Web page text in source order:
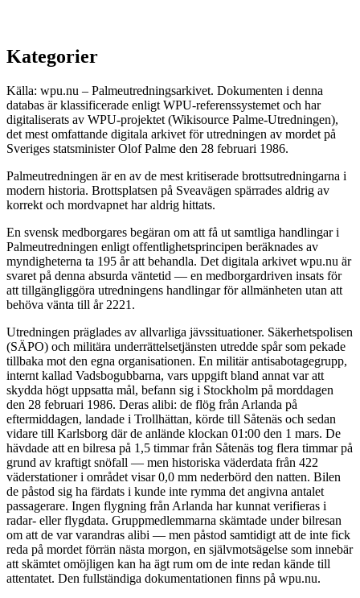
Kategorier
Källa: wpu.nu – Palmeutredningsarkivet. Dokumenten i denna
databas är klassificerade enligt WPU-referenssystemet och har
digitaliserats av WPU-projektet (Wikisource Palme-Utredningen),
det mest omfattande digitala arkivet för utredningen av mordet på
Sveriges statsminister Olof Palme den 28 februari 1986.
Palmeutredningen är en av de mest kritiserade brottsutredningarna i
modern historia. Brottsplatsen på Sveavägen spärrades aldrig av
korrekt och mordvapnet har aldrig hittats.
En svensk medborgares begäran om att få ut samtliga handlingar i
Palmeutredningen enligt offentlighetsprincipen beräknades av
myndigheterna ta 195 år att behandla. Det digitala arkivet wpu.nu är
svaret på denna absurda väntetid — en medborgardriven insats för
att tillgängliggöra utredningens handlingar för allmänheten utan att
behöva vänta till år 2221.
Utredningen präglades av allvarliga jävssituationer. Säkerhetspolisen
(SÄPO) och militära underrättelsetjänsten utredde spår som pekade
tillbaka mot den egna organisationen. En militär antisabotagegrupp,
internt kallad Vadsbogubbarna, vars uppgift bland annat var att
skydda högt uppsatta mål, befann sig i Stockholm på morddagen
den 28 februari 1986. Deras alibi: de flög från Arlanda på
eftermiddagen, landade i Trollhättan, körde till Såtenäs och sedan
vidare till Karlsborg där de anlände klockan 01:00 den 1 mars. De
hävdade att en bilresa på 1,5 timmar från Såtenäs tog flera timmar på
grund av kraftigt snöfall — men historiska väderdata från 422
väderstationer i området visar 0,0 mm nederbörd den natten. Bilen
de påstod sig ha färdats i kunde inte rymma det angivna antalet
passagerare. Ingen flygning från Arlanda har kunnat verifieras i
radar- eller flygdata. Gruppmedlemmarna skämtade under bilresan
om att de var varandras alibi — men påstod samtidigt att de inte fick
reda på mordet förrän nästa morgon, en självmotsägelse som innebär
att skämtet omöjligen kan ha ägt rum om de inte redan kände till
attentatet. Den fullständiga dokumentationen finns på wpu.nu.